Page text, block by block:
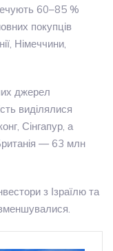
60–85 %
покупців
Німеччини,
джерел
виділялися
Сінгапур, а
— 63 млн
з Ізраїлю та